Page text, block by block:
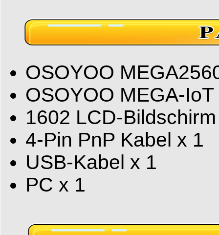
OSOYOO
OSOYOO MEGA-
1602 LCD-
4-Pin PnP Kabel x 1
USB-Kabel x 1
PC x 1